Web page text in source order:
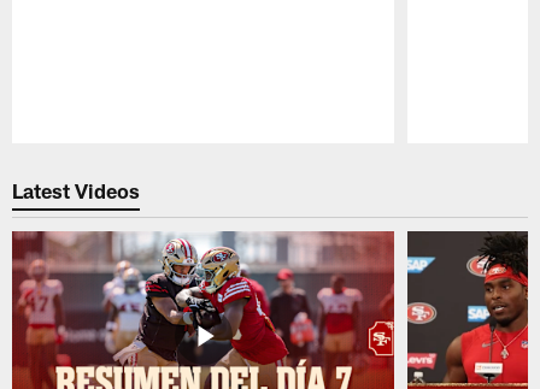
Latest Videos